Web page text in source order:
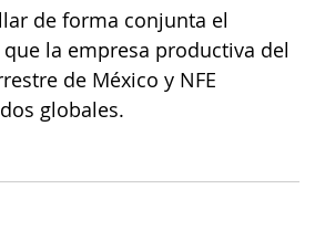
de forma conjunta el
la empresa productiva del
de México y NFE
globales.